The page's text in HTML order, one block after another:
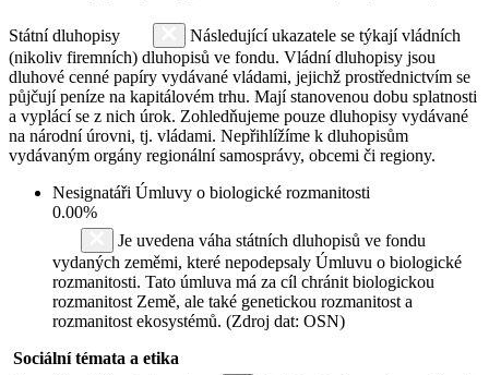
Státní dluhopisy
Následující ukazatele se týkají vládních
(nikoliv firemních) dluhopisů ve fondu. Vládní dluhopisy jsou
dluhové cenné papíry vydávané vládami, jejichž prostřednictvím se
půjčují peníze na kapitálovém trhu. Mají stanovenou dobu splatnosti
a vyplácí se z nich úrok. Zohledňujeme pouze dluhopisy vydávané
na národní úrovni, tj. vládami. Nepřihlížíme k dluhopisům
vydávaným orgány regionální samosprávy, obcemi či regiony.
Nesignatáři Úmluvy o biologické rozmanitosti
0.00%
Je uvedena váha státních dluhopisů ve fondu
vydaných zeměmi, které nepodepsaly Úmluvu o biologické
rozmanitosti. Tato úmluva má za cíl chránit biologickou
rozmanitost Země, ale také genetickou rozmanitost a
rozmanitost ekosystémů. (Zdroj dat: OSN)
Sociální témata a etika